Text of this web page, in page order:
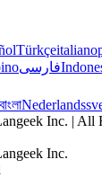
Türkçeitaliano
فارسی
বাংলাNederlands
Inc. | All
Inc.